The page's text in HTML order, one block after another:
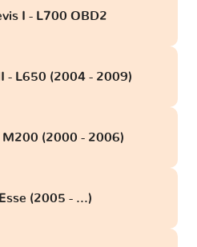
I - L700 OBD2
- L650 (2004 - 2009)
M200 (2000 - 2006)
(2005 - ...)